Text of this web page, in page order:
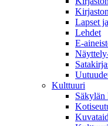
Lapset
Lehdet
E-
Kulttuuri
Säkylän